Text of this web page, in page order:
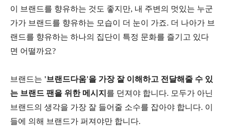
이 브랜드를 향유하는 것도 좋지만, 내 주변의 멋있는 누군
가가 브랜드를 향유하는 모습이 더 눈이 가죠. 더 나아가 브
랜드를 향유하는 하나의 집단이 특정 문화를 즐기고 있다
면 어떨까요?
브랜드는 '브랜드다움'을 가장 잘 이해하고 전달해줄 수 있
는 브랜드 팬을 위한 메시지 를 던져야 합니다. 모두가 아닌
브랜드의 생각을 가장 잘 들어줄 소수를 잡아야 합니다. 이
들에 의해 브랜드가 퍼져야만 합니다.